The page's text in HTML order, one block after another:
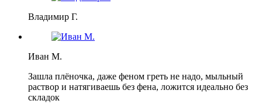
Владимир Г.
Иван М.
Зашла плёночка, даже феном греть не надо, мыльный
раствор и натягиваешь без фена, ложится идеально без
складок